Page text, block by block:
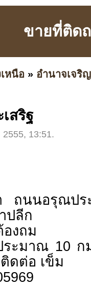
ขายที่ติด
หนือ » อำนาจเจริญ
สริฐ
13:51.
นนอรุณปร
นน้ำปลีก ป้
งถม
ระมาณ 10
ดต่อ เข็ม